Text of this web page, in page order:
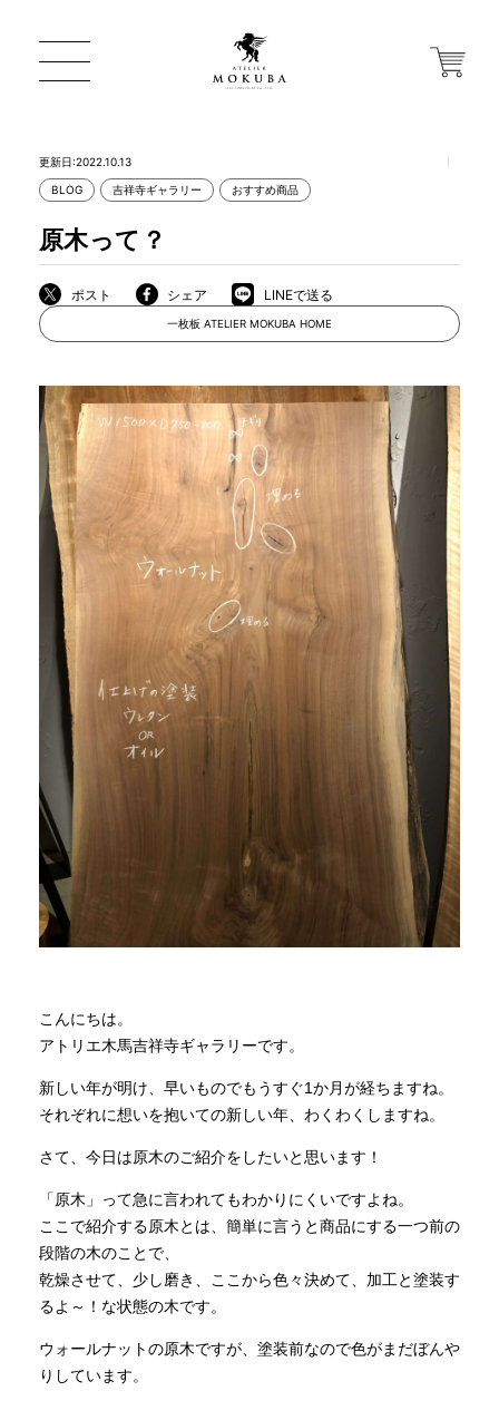
店舗から探す
MOKUBA について
商品情報
直営店
イベント
WEBカタログ
全商品一覧
新入荷情報
INFORMATION
よくあるご質問
お問い合わせ
更新日:2022.10.13
BLOG 吉祥寺ギャラリー おすすめ商品
原木って？
ポスト シェア LINEで送る
一枚板 ATELIER MOKUBA HOME
こんにちは。
アトリエ木馬吉祥寺ギャラリーです。
新しい年が明け、早いものでもうすぐ1か月が経ちますね。
それぞれに想いを抱いての新しい年、わくわくしますね。
さて、今日は原木のご紹介をしたいと思います！
「原木」って急に言われてもわかりにくいですよね。
ここで紹介する原木とは、簡単に言うと商品にする一つ前の
段階の木のことで、
乾燥させて、少し磨き、ここから色々決めて、加工と塗装す
るよ～！な状態の木です。
ウォールナットの原木ですが、塗装前なので色がまだぼんや
りしています。